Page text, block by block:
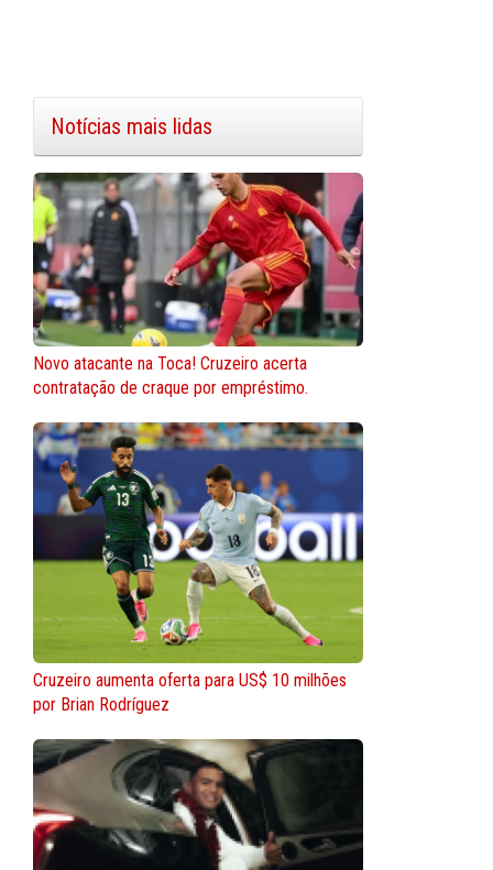
Notícias mais lidas
Novo atacante na Toca! Cruzeiro acerta
contratação de craque por empréstimo.
Cruzeiro aumenta oferta para US$ 10 milhões
por Brian Rodríguez